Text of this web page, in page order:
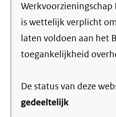
is wettelijk verplicht
laten voldoen aan het
toegankelijkheid
De status van deze
gedeeltelijk